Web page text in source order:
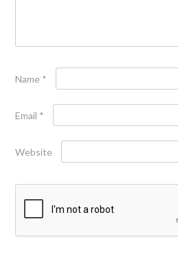
Name *
Email *
Website